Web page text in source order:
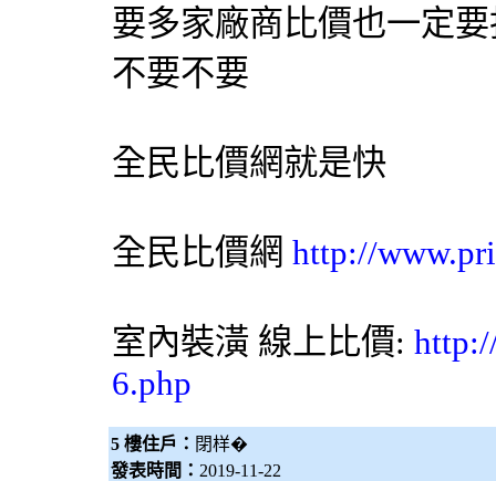
要多家廠商比價也一定
不要不要
全民比價網就是快
全民比價網 http://
室內裝潢 線上比價:
6.php
5 樓住戶： 閉样�
發表時間： 2019-11-22